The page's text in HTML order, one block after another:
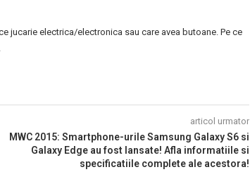
jucarie electrica/electronica sau care avea butoane. Pe ce
articol urmator
MWC 2015: Smartphone-urile Samsung Galaxy S6 si
Galaxy Edge au fost lansate! Afla informatiile si
specificatiile complete ale acestora!